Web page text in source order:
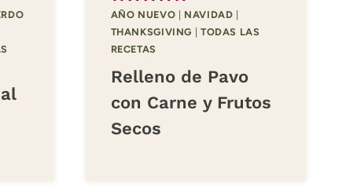
AÑO NUEVO NAVIDAD
THANKSGIVING
TODAS LAS
RECETAS
Relleno de Pavo
con Carne y Frutos
Secos